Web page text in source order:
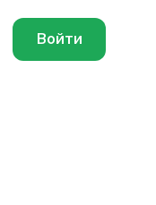
Войти